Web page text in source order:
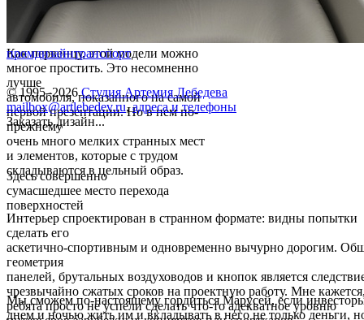
Как первенцу, этой модели можно
многое простить. Это несомненно
лучше
автомобиля, показанного на самой
первой презентации. Но в нем по-
прежнему
очень много мелких странных мест
и элементов, которые с трудом
складываются в цельный образ.
Здесь совершенно
сумасшедшее место перехода
поверхностей
Интерьер спроектирован в странном формате: видны попытки
сделать его
аскетично-спортивным и одновременно вычурно дорогим.
геометрия
панелей, брутальных воздуховодов и кнопок является
чрезвычайно сжатых сроков на проектную работу. Мне
ребята просто не успели сделать что-то адекватное уровню
Мы сможем по-настоящему гордиться Марусей, если
днем и ночью жить им и вкладывать в него не только деньги,
промдизайнтранспорт
© 1995–2026 Студия Артемия Лебедева
mailbox@artlebedev.ru, адреса и телефоны
Заказать дизайн...